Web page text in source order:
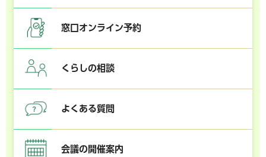
窓口オンライン予約
くらしの相談
よくある質問
会議の開催案内